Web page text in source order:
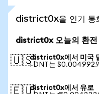
district0x을 인기 통
district0x 오늘의 환전
🇺🇸district0x에서 미국
1 DNT는 $0.004992
🇪🇺district0x에서 유로